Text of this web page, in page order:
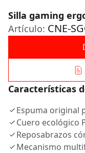
Silla gaming
Artículo: CNE-
Características
Espuma original
Cuero ecológico
Reposabrazos
Mecanismo